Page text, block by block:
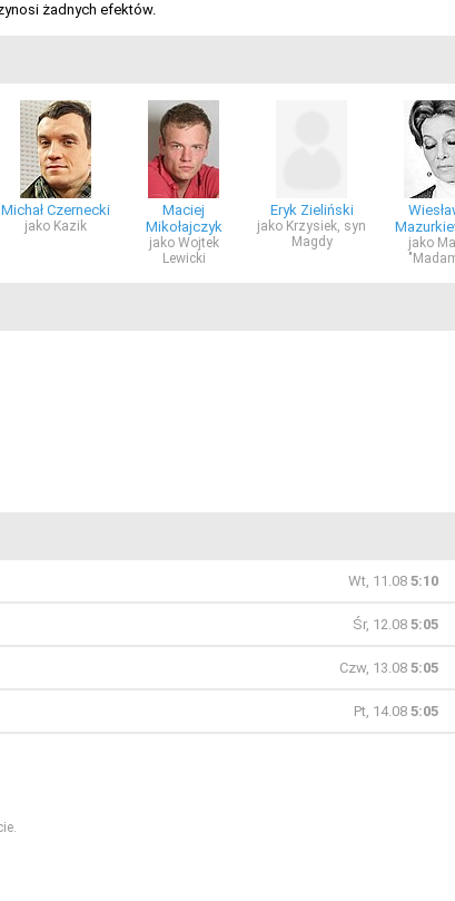
żadnych efektów.
Michał Czernecki
jako Kazik
Maciej
Mikołajczyk
jako Wojtek
Lewicki
Eryk Zieliński
jako Krzysiek, syn
Magdy
jako
Wt, 11.08 5:10
Śr, 12.08 5:05
Czw, 13.08 5:05
Pt, 14.08 5:05